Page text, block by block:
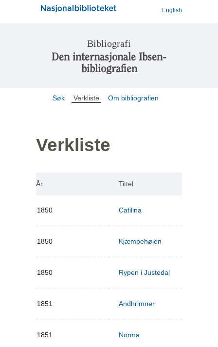
English
Bibliografi
Den internasjonale Ibsen-
bibliografien
Søk Verkliste Om bibliografien
Verkliste
År Tittel
1850 Catilina
1850 Kjæmpehøien
1850 Rypen i Justedal
1851 Andhrimner
1851 Norma